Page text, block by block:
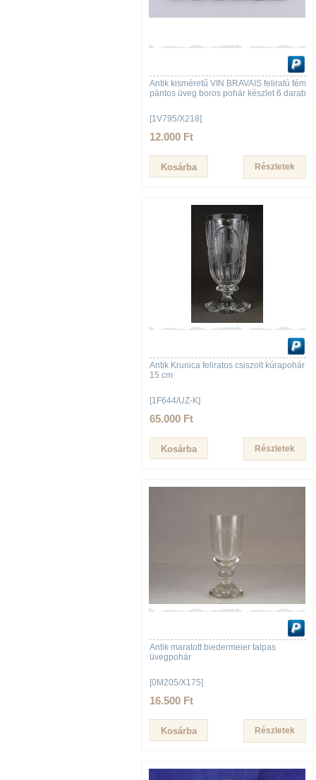
Antik kisméretű VIN BRAVAIS feliratú fém
pántos üveg boros pohár készlet 6 darab
[1V795/X218]
12.000 Ft
Részletek
Antik Krunica feliratos csiszolt kúrapohár
15 cm
[1F644/UZ-K]
65.000 Ft
Részletek
Antik maratott biedermeier talpas
üvegpohár
[0M205/X175]
16.500 Ft
Részletek